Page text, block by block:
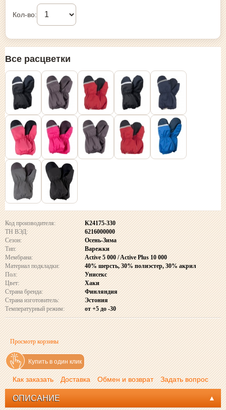
Кол-во:
Все расцветки
Код производителя:
К24175-330
ТН ВЭД:
6216000000
Сезон:
Осень-Зима
Тип:
Варежки
Мембрана:
Active 5 000 / Active Plus 10 000
Материал подкладки:
40% шерсть, 30% полиэстер, 30% акрил
Пол:
Унисекс
Цвет:
Хаки
Страна бренда:
Финляндия
Страна изготовитель:
Эстония
Температурный режим:
от +5 до -30
Просмотр корзины
Купить в один клик
Как заказать Доставка Обмен и возврат Задать вопрос
ОПИСАНИЕ